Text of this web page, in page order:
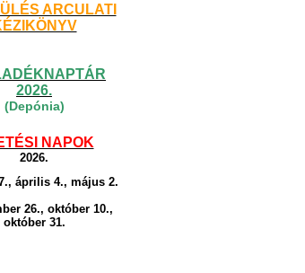
ARCULATI
2026.
(Depónia)
NAPOK
2026.
április 4., május 2.
26., október 10.,
október 31.